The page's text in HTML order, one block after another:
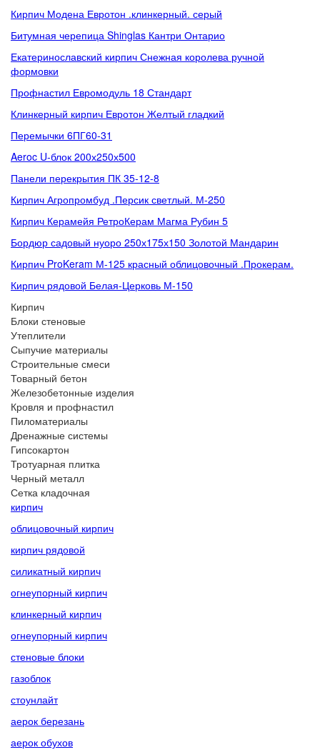
Кирпич Модена Евротон .клинкерный. серый
Битумная черепица Shinglas Кантри Онтарио
Екатеринославский кирпич Снежная королева ручной
формовки
Профнастил Евромодуль 18 Стандарт
Клинкерный кирпич Евротон Желтый гладкий
Перемычки 6ПГ60-31
Aeroc U-блок 200х250х500
Панели перекрытия ПК 35-12-8
Кирпич Агропромбуд .Персик светлый. М-250
Кирпич Керамейя РетроКерам Магма Рубин 5
Бордюр садовый нуоро 250х175х150 Золотой Мандарин
Кирпич ProKeram М-125 красный облицовочный .Прокерам.
Кирпич рядовой Белая-Церковь М-150
Кирпич
Блоки стеновые
Утеплители
Сыпучие материалы
Строительные смеси
Товарный бетон
Железобетонные изделия
Кровля и профнастил
Пиломатериалы
Дренажные системы
Гипсокартон
Тротуарная плитка
Черный металл
Сетка кладочная
кирпич
облицовочный кирпич
кирпич рядовой
силикатный кирпич
огнеупорный кирпич
клинкерный кирпич
огнеупорный кирпич
стеновые блоки
газоблок
стоунлайт
аерок березань
аерок обухов